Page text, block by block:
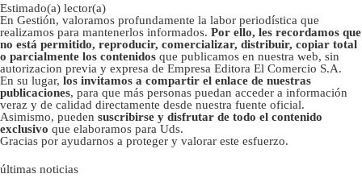
Estimado(a) lector(a)
En Gestión, valoramos profundamente la labor periodística que
realizamos para mantenerlos informados. Por ello, les recordamos que
no está permitido, reproducir, comercializar, distribuir, copiar total
o parcialmente los contenidos que publicamos en nuestra web, sin
autorizacion previa y expresa de Empresa Editora El Comercio S.A.
En su lugar, los invitamos a compartir el enlace de nuestras
publicaciones, para que más personas puedan acceder a información
veraz y de calidad directamente desde nuestra fuente oficial.
Asimismo, pueden suscribirse y disfrutar de todo el contenido
exclusivo que elaboramos para Uds.
Gracias por ayudarnos a proteger y valorar este esfuerzo.
últimas noticias